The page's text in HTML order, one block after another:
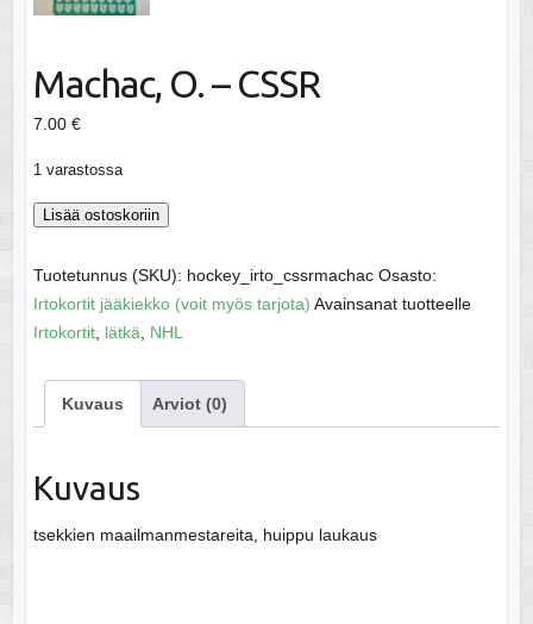
Machac, O. – CSSR
7.00 €
1 varastossa
Machac,
-
CSSR
määrä
Lisää ostoskoriin
Tuotetunnus (SKU): hockey_irto_cssrmachac Osasto:
Irtokortit jääkiekko (voit myös tarjota) Avainsanat tuotteelle
Irtokortit, lätkä NHL
Kuvaus Arviot (0)
Kuvaus
tsekkien maailmanmestareita, huippu laukaus